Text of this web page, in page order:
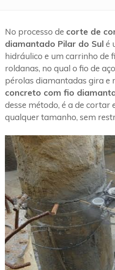
No processo de corte de
diamantado Pilar do Sul é
hidráulico e um carrinho de
roldanas, no qual o fio de
pérolas diamantadas gira e
concreto com fio
desse método, é a de cortar
qualquer tamanho, sem